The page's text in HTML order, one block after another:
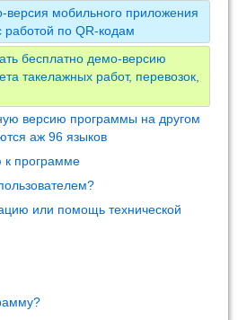
мобильного приложения
работой по QR-кодам
бесплатно демо-версию
такелажных работ, перевозок,
версию программы на другом
аж 96 языков
к программе
или помощь технической